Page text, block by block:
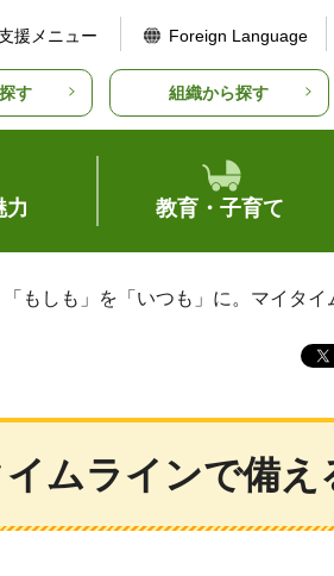
援メニュー Foreign Language
す 組織から探す
力 教育・子育て
「もしも」を「いつも」に。マイタイ
ムラインで備え